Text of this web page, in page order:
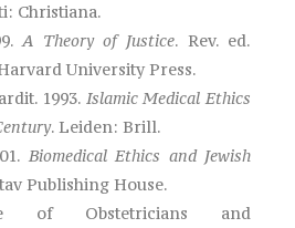
Christiana.
A Theory of Justice. Rev. ed.
University Press.
1993. Islamic Medical Ethics
. Leiden: Brill.
Biomedical Ethics and Jewish
Publishing House.
of Obstetricians and